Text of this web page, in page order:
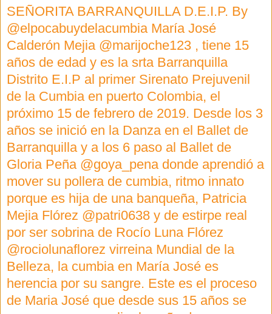
SEÑORITA BARRANQUILLA D.E.I.P. By
@elpocabuydelacumbia María José
Calderón Mejia @marijoche123 , tiene 15
años de edad y es la srta Barranquilla
Distrito E.I.P al primer Sirenato Prejuvenil
de la Cumbia en puerto Colombia, el
próximo 15 de febrero de 2019. Desde los 3
años se inició en la Danza en el Ballet de
Barranquilla y a los 6 paso al Ballet de
Gloria Peña @goya_pena donde aprendió a
mover su pollera de cumbia, ritmo innato
porque es hija de una banqueña, Patricia
Mejia Flórez @patri0638 y de estirpe real
por ser sobrina de Rocío Luna Flórez
@rociolunaflorez virreina Mundial de la
Belleza, la cumbia en María José es
herencia por su sangre. Este es el proceso
de Maria José que desde sus 15 años se